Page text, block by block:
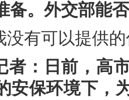
备。外交部能
没有可以提供
者：日前，高
安保环境下，